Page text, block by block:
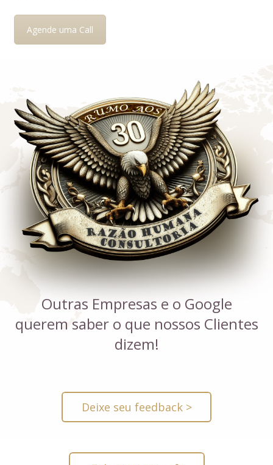
Agende uma Call
Outras Empresas e o Google
querem saber o que nossos Clientes
dizem!
Deixe seu feedback >